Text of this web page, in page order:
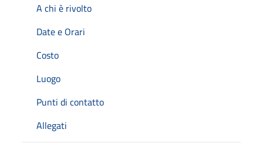
A chi è rivolto
Date e Orari
Costo
Luogo
Punti di contatto
Allegati